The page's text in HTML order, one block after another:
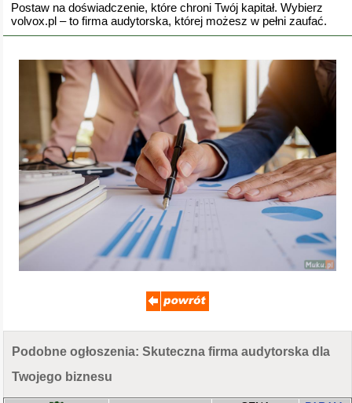
Postaw na doświadczenie, które chroni Twój kapitał. Wybierz
volvox.pl – to firma audytorska, której możesz w pełni zaufać.
Podobne ogłoszenia: Skuteczna firma audytorska dla
Twojego biznesu